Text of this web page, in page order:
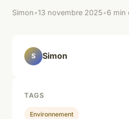
Simon•13 novembre 2025•6 min
S Simon
TAGS
Environnement